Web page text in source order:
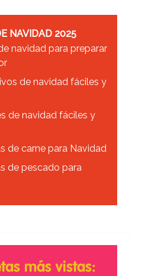
NAVIDAD 2025
navidad para preparar
de navidad fáciles y
de navidad fáciles y
de carne para Navidad
de pescado para
más vistas: